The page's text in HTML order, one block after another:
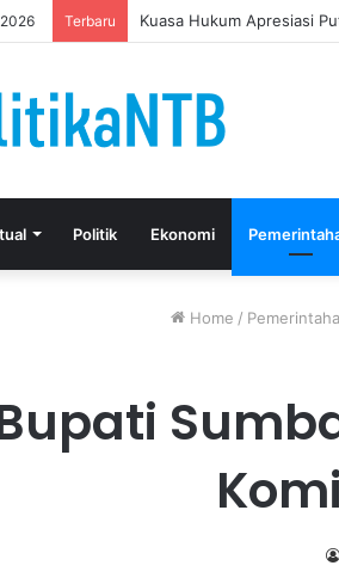
Terbaru Kuasa Hukum Apresiasi
Politik Ekonomi
Home /